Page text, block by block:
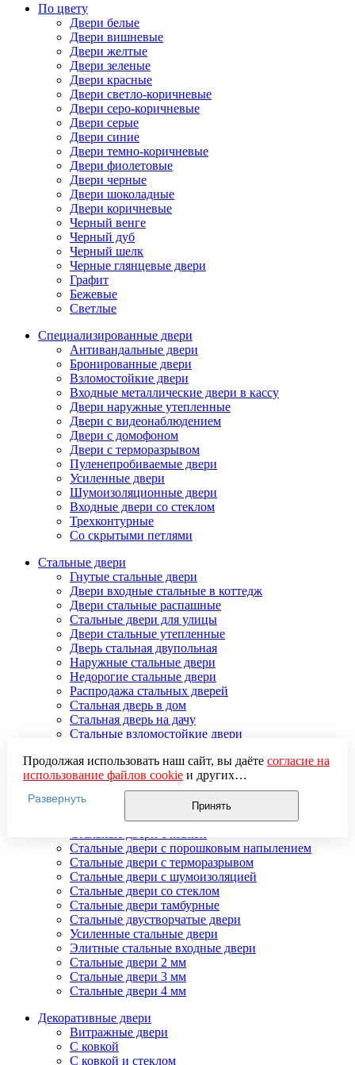
По цвету
Двери белые
Двери вишневые
Двери желтые
Двери зеленые
Двери красные
Двери светло-коричневые
Двери серо-коричневые
Двери серые
Двери синие
Двери темно-коричневые
Двери фиолетовые
Двери черные
Двери шоколадные
Двери коричневые
Черный венге
Черный дуб
Черный шелк
Черные глянцевые двери
Графит
Бежевые
Светлые
Специализированные двери
Антивандальные двери
Бронированные двери
Взломостойкие двери
Входные металлические двери в кассу
Двери наружные утепленные
Двери с видеонаблюдением
Двери с домофоном
Двери с терморазрывом
Пуленепробиваемые двери
Усиленные двери
Шумоизоляционные двери
Входные двери со стеклом
Трехконтурные
Со скрытыми петлями
Стальные двери
Гнутые стальные двери
Двери входные стальные в коттедж
Двери стальные распашные
Стальные двери для улицы
Двери стальные утепленные
Дверь стальная двупольная
Наружные стальные двери
Недорогие стальные двери
Распродажа стальных дверей
Стальная дверь в дом
Стальная дверь на дачу
Стальные взломостойкие двери
Стальные двери в подъезд
Стальные двери внутреннего открывания
Стальные двери массив
Стальные двери мдф
Стальные двери с зеркалом
Стальные двери с порошковым напылением
Стальные двери с терморазрывом
Стальные двери с шумоизоляцией
Стальные двери со стеклом
Стальные двери тамбурные
Стальные двустворчатые двери
Усиленные стальные двери
Элитные стальные входные двери
Стальные двери 2 мм
Стальные двери 3 мм
Стальные двери 4 мм
Декоративные двери
Витражные двери
С ковкой
С ковкой и стеклом
Продолжая использовать наш сайт, вы даёте согласие на
использование файлов cookieи других
пользовательских данных (включая IP-адрес, сведения о
местоположении, устройстве, действиях на сайте и т. п.)
для функционирования сайта, проведения
использования систем аналитики (например,
Яндекс.Метрика), в соответствии с нашей
обработки персональных данных.
Если вы не хотите, чтобы ваши данные обрабатывались,
настройте ограничения в браузере или покиньте сайт.
Развернуть
Принять